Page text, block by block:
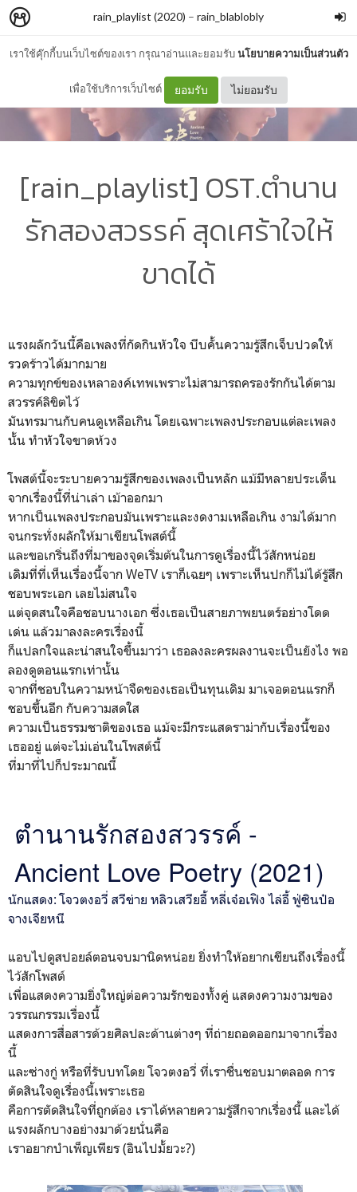
เราใช้คุ๊กกี้บนเว็บไซต์ของเรา กรุณาอ่านและยอมรับนโยบายความเป็นส่วนตัว
เพื่อใช้บริการเว็บไซต์ ยอมรับ ไม่ยอมรับ
rain_playlist (2020) – rain_blablobly
[rain_playlist] OST.ตำนาน
รักสองสวรรค์ สุดเศร้าใจให้
ขาดได้
แรงผลักวันนี้คือเพลงที่กัดกินหัวใจ บีบคั้นความรู้สึกเจ็บปวดให้
รวดร้าวได้มากมาย
ความทุกข์ของเหลาองค์เทพเพราะไม่สามารถครองรักกันได้ตาม
สวรรค์ลิขิตไว้
มันทรมานกับคนดูเหลือเกิน โดยเฉพาะเพลงประกอบแต่ละเพลง
นั้น ทำหัวใจขาดห้วง
โพสต์นี้จะระบายความรู้สึกของเพลงเป็นหลัก แม้มีหลายประเด็น
จากเรื่องนี้ที่น่าเล่า เม้าออกมา
หากเป็นเพลงประกอบมันเพราะและงดงามเหลือเกิน งามได้มาก
จนกระทั่งผลักให้มาเขียนโพสต์นี้
และขอเกริ่นถึงที่มาของจุดเริ่มต้นในการดูเรื่องนี้ไว้สักหน่อย
เดิมที่ที่เห็นเรื่องนี้จาก WeTV เราก็เฉยๆ เพราะเห็นปกก็ไม่ได้รู้สึก
ชอบพระเอก เลยไม่สนใจ
แต่จุดสนใจคือชอบนางเอก ซึ่งเธอเป็นสายภาพยนตร์อย่างโดด
เด่น แล้วมาลงละครเรื่องนี้
ก็แปลกใจและน่าสนใจขึ้นมาว่า เธอลงละครผลงานจะเป็นยังไง พอ
ลองดูตอนแรกเท่านั้น
จากที่ชอบในความหน้าจืดของเธอเป็นทุนเดิม มาเจอตอนแรกก็
ชอบขึ้นอีก กับความสดใส
ความเป็นธรรมชาติของเธอ แม้จะมีกระแสดราม่ากับเรื่องนี้ของ
เธออยู่ แต่จะไม่เอ่นในโพสต์นี้
ที่มาที่ไปก็ประมาณนี้
ตำนานรักสองสวรรค์ -
Ancient Love Poetry (2021)
นักแสดง:โจวตงอวี่ สวีข่าย หลิวเสวียอี้ หลี่เจ๋อเฟิง ไล่อี้ ฟู่ซินป๋อ
จางเจียหนี
แอบไปดูสปอยล์ตอนจบมานิดหน่อย ยิ่งทำให้อยากเขียนถึงเรื่องนี้
ไว้สักโพสต์
เพื่อแสดงความยิ่งใหญ่ต่อความรักของทั้งคู่ แสดงความงามของ
วรรณกรรมเรื่องนี้
แสดงการสื่อสารด้วยศิลปละด้านต่างๆ ที่ถ่ายถอดออกมาจากเรื่อง
นี้
และซ่างกู่ หรือที่รับบทโดย โจวตงอวี่ ที่เราชื่นชอบมาตลอด การ
ตัดสินใจดูเรื่องนี้เพราะเธอ
คือการตัดสินใจที่ถูกต้อง เราได้หลายความรู้สึกจากเรื่องนี้ และได้
แรงผลักบางอย่างมาด้วยนั่นคือ
เราอยากบำเพ็ญเพียร (อินไปมั้ยวะ?)